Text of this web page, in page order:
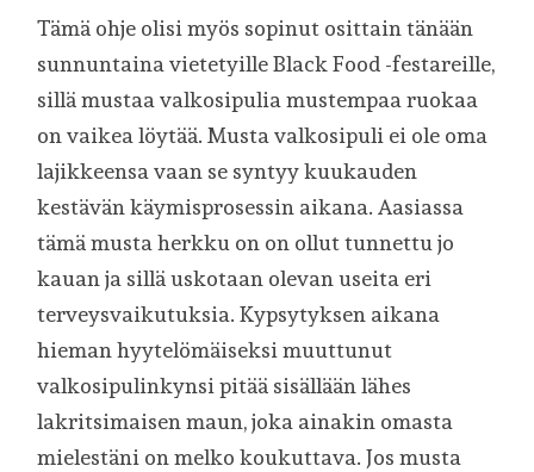
Tämä ohje olisi myös sopinut osittain tänään
sunnuntaina vietetyille Black Food -festareille,
sillä mustaa valkosipulia mustempaa ruokaa
on vaikea löytää. Musta valkosipuli ei ole oma
lajikkeensa vaan se syntyy kuukauden
kestävän käymisprosessin aikana. Aasiassa
tämä musta herkku on on ollut tunnettu jo
kauan ja sillä uskotaan olevan useita eri
terveysvaikutuksia. Kypsytyksen aikana
hieman hyytelömäiseksi muuttunut
valkosipulinkynsi pitää sisällään lähes
lakritsimaisen maun, joka ainakin omasta
mielestäni on melko koukuttava. Jos musta